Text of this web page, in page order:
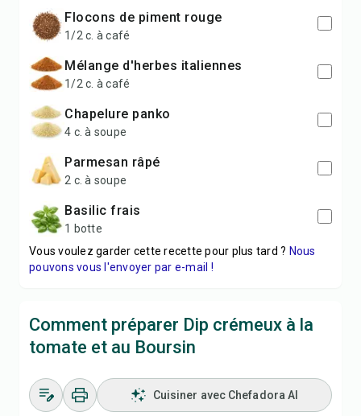
flocons de piment rouge
1/2 c. à café
mélange d'herbes italiennes
1/2 c. à café
chapelure panko
4 c. à soupe
parmesan râpé
2 c. à soupe
basilic frais
1 botte
Vous voulez garder cette recette pour plus tard ? Nous
pouvons vous l'envoyer par e-mail !
Comment préparer Dip crémeux à la
tomate et au Boursin
Cuisiner avec Chefadora AI